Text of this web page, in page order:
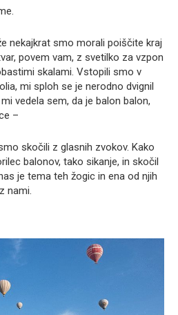
nekajkrat smo morali poiščite kraj
povem vam, z svetilko za vzpon
skalami. Vstopili smo v
mi sploh se je nerodno dvignil
vedela sem, da je balon balon,
–
skočili z glasnih zvokov. Kako
balonov, tako sikanje, in skočil
je tema teh žogic in ena od njih
nami.